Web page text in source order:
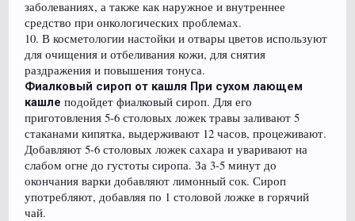
заболеваниях, а также как наружное и внутреннее
средство при онкологических проблемах.
10. В косметологии настойки и отвары цветов используют
для очищения и отбеливания кожи, для снятия
раздражения и повышения тонуса.
Фиалковый сироп от кашля При сухом лающем
кашле подойдет фиалковый сироп. Для его
приготовления 5-6 столовых ложек травы заливают 5
стаканами кипятка, выдерживают 12 часов, процеживают.
Добавляют 5-6 столовых ложек сахара и уваривают на
слабом огне до густоты сиропа. За 3-5 минут до
окончания варки добавляют лимонный сок. Сироп
употребляют, добавляя по 1 столовой ложке в горячий
чай.